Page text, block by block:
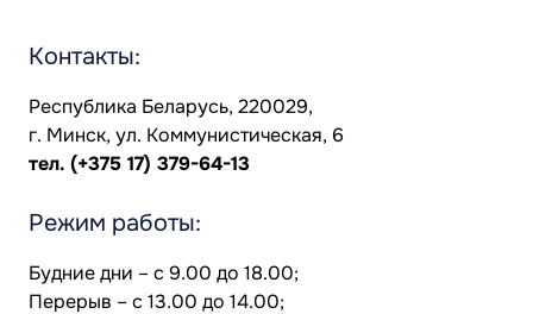
Контакты:
Республика Беларусь, 220029,
г. Минск, ул. Коммунистическая, 6
тел. (+375 17) 379-64-13
Режим работы:
Будние дни – с 9.00 до 18.00;
Перерыв – с 13.00 до 14.00;